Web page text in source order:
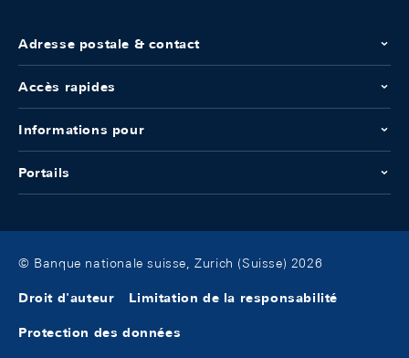
Adresse postale & contact
Accès rapides
Informations pour
Portails
© Banque nationale suisse, Zurich (Suisse) 2026
Droit d'auteur Limitation de la responsabilité
Protection des données